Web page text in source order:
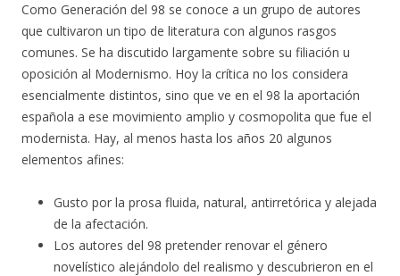
Como Generación del 98 se conoce a un grupo de autores
que cultivaron un tipo de literatura con algunos rasgos
comunes. Se ha discutido largamente sobre su filiación u
oposición al Modernismo. Hoy la crítica no los considera
esencialmente distintos, sino que ve en el 98 la aportación
española a ese movimiento amplio y cosmopolita que fue el
modernista. Hay, al menos hasta los años 20 algunos
elementos afines:
Gusto por la prosa fluida, natural, antirretórica y alejada
de la afectación.
Los autores del 98 pretender renovar el género
novelístico alejándolo del realismo y descubrieron en el